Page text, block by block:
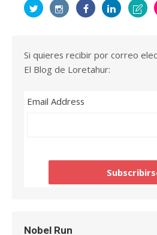
Si quieres recibir por correo
El Blog de Loretahur:
Email Address
Nobel Run